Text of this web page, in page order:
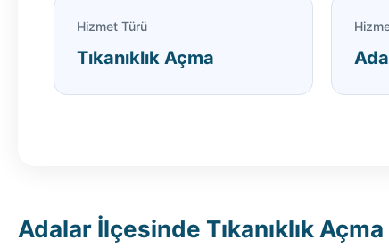
Hizmet Türü
Tıkanıklık Açma
Adalar İlçesinde Tıkanıklık